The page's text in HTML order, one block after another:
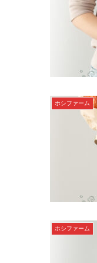
ホシファーム
ホシファーム